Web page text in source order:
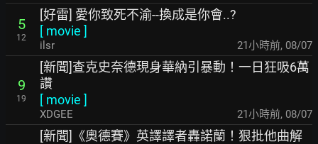
5
12
[好雷] 愛你致死不渝--換成是你會..?
[ movie ]
ilsr 21小時前, 08/07
9
19
[新聞]查克史奈德現身華納引暴動！一日狂吸6萬
讚
[ movie ]
XDGEE 21小時前, 08/07
[新聞]《奧德賽》英譯譯者轟諾蘭！狠批他曲解